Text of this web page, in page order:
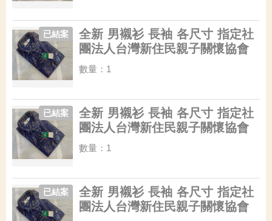
全新 男襯衫 長袖 各尺寸 指定社
團法人台灣新住民親子關懷協會
已結案
數量：1
全新 男襯衫 長袖 各尺寸 指定社
團法人台灣新住民親子關懷協會
已結案
數量：1
全新 男襯衫 長袖 各尺寸 指定社
團法人台灣新住民親子關懷協會
已結案